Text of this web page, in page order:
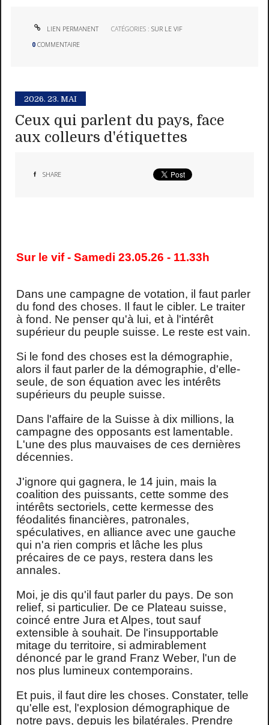
LIEN PERMANENT CATÉGORIES :SUR LE VIF
0 COMMENTAIRE
2026. 23. MAI
Ceux qui parlent du pays, face
aux colleurs d'étiquettes
SHARE
Sur le vif - Samedi 23.05.26 - 11.33h
Dans une campagne de votation, il faut parler
du fond des choses. Il faut le cibler. Le traiter
à fond. Ne penser qu'à lui, et à l'intérêt
supérieur du peuple suisse. Le reste est vain.
Si le fond des choses est la démographie,
alors il faut parler de la démographie, d'elle-
seule, de son équation avec les intérêts
supérieurs du peuple suisse.
Dans l'affaire de la Suisse à dix millions, la
campagne des opposants est lamentable.
L'une des plus mauvaises de ces dernières
décennies.
J'ignore qui gagnera, le 14 juin, mais la
coalition des puissants, cette somme des
intérêts sectoriels, cette kermesse des
féodalités financières, patronales,
spéculatives, en alliance avec une gauche
qui n'a rien compris et lâche les plus
précaires de ce pays, restera dans les
annales.
Moi, je dis qu'il faut parler du pays. De son
relief, si particulier. De ce Plateau suisse,
coincé entre Jura et Alpes, tout sauf
extensible à souhait. De l'insupportable
mitage du territoire, si admirablement
dénoncé par le grand Franz Weber, l'un de
nos plus lumineux contemporains.
Et puis, il faut dire les choses. Constater, telle
qu'elle est, l'explosion démographique de
notre pays, depuis les bilatérales. Prendre